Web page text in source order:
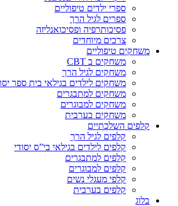
ספרי ילדים טיפוליים
ספרים לגיל הרך
פסיכותרפיה ופסיכואנליזה
צרכים מיוחדים
משחקים טיפוליים
משחקים ב CBT
משחקים לגיל הרך
משחקים לילדים בגילאי בית ספר
משחקים למתבגרים
משחקים למבוגרים
משחקים בערבית
קלפים השלכתיים
קלפים לגיל הרך
קלפים לילדים בגילאי בי”ס יסודי
קלפים למתבגרים
קלפים למבוגרים
קלפי מעגלי נשים
קלפים בערבית
בלוג